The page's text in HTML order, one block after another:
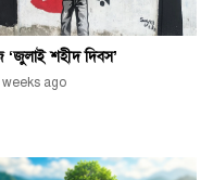
শহীদ দিবস’
weeks ago